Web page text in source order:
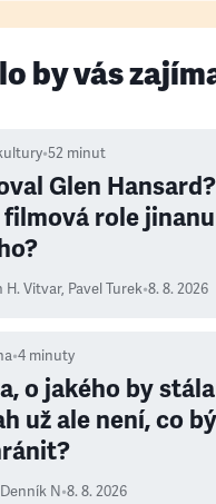
by vás
•52 minut
Glen
filmová role jinanu
H. Vitvar, Pavel Turek•8. 8. 2026
•4 minuty
o jakého by
už ale není, co
Denník N•8. 8. 2026